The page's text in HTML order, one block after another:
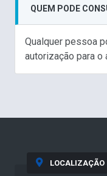
QUEM PODE
Qualquer pessoa
autorização para
LOCALIZAÇÃO